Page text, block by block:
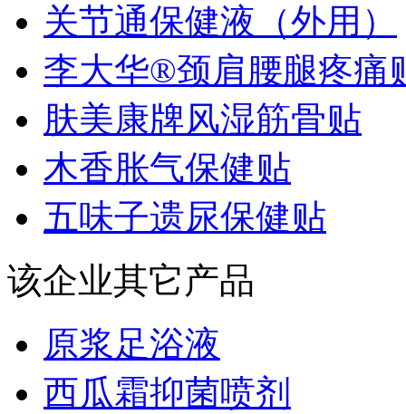
关节通保健液（外用）
李大华®颈肩腰腿疼痛
肤美康牌风湿筋骨贴
木香胀气保健贴
五味子遗尿保健贴
该企业其它产品
原浆足浴液
西瓜霜抑菌喷剂